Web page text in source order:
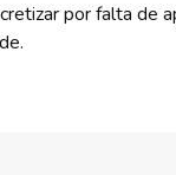
por falta de